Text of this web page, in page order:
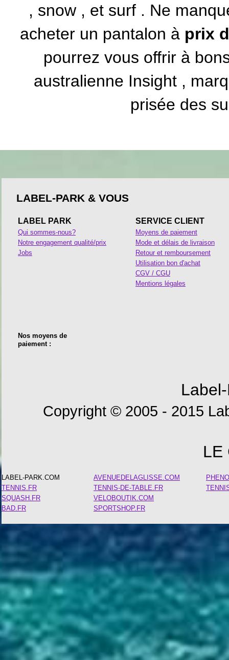
, snow , et surf . Ne
acheter un pantalon à prix
pourrez vous offrir à
australienne Insight ,
prisée des
LABEL-PARK & VOUS
LABEL PARK
Qui sommes-nous?
Notre engagement qualité/prix
Jobs
SERVICE CLIENT
Moyens de paiement
Mode et délais de livraison
Retour et remboursement
Utilisation bon d'achat
CGV / CGU
Mentions légales
Nos moyens de
paiement :
Copyright © 2005 - 2015
LE
LABEL-PARK.COM
TENNIS.FR
SQUASH.FR
BAD.FR
AVENUEDELAGLISSE.COM
TENNIS-DE-TABLE.FR
VELOBOUTIK.COM
SPORTSHOP.FR